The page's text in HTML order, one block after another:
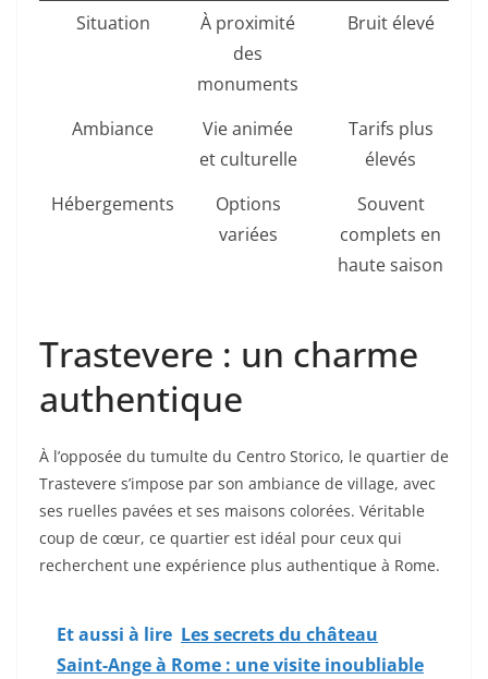
Situation
À proximité
des
monuments
Bruit élevé
Ambiance
Vie animée
et culturelle
Tarifs plus
élevés
Hébergements
Options
variées
Souvent
complets en
haute saison
Trastevere : un charme
authentique
À l’opposée du tumulte du Centro Storico, le quartier de
Trastevere s’impose par son ambiance de village, avec
ses ruelles pavées et ses maisons colorées. Véritable
coup de cœur, ce quartier est idéal pour ceux qui
recherchent une expérience plus authentique à Rome.
Et aussi à lire Les secrets du château
Saint-Ange à Rome : une visite inoubliable